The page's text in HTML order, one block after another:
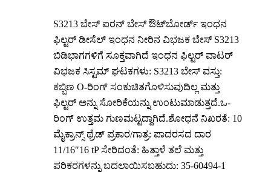
S3213 ಬೇಸ್ ಐರನ್ ಬೇಸ್ ಔಟ್‌ಬೋರ್ಡ್ ಇಂಧನ
ಫಿಲ್ಟರ್ ಡೀಸೆಲ್ ಇಂಧನ ನೀರಿನ ವಿಭಜಕ ಬೇಸ್ S3213
ಬಿಡಿಭಾಗಗಳಿಗೆ ಸೂಕ್ತವಾಗಿದೆ ಇಂಧನ ಫಿಲ್ಟರ್ ವಾಟರ್
ವಿಭಜಕ ಸಿಸ್ಟಮ್ ಘಟಕಗಳು: S3213 ಬೇಸ್ ವಸ್ತು:
ಕಬ್ಬಿಣ O-ರಿಂಗ್ ಸಂಕುಚಿತಗೊಳಿಸುವುದಿಲ್ಲ ಮತ್ತು
ಫಿಲ್ಟರ್ ಅನ್ನು ಸೋರಿಕೆಯನ್ನು ಉಂಟುಮಾಡುತ್ತದೆ.ಒ-
ರಿಂಗ್ ಉತ್ತಮ ಗುಣಮಟ್ಟದ್ದಾಗಿದೆ.ಶೋಧನೆ ನಿಖರತೆ: 10
ಮೈಕ್ರಾನ್ಸ್ ಥ್ರೆಡ್ ಪ್ರಕಾರ/ಗಾತ್ರ: ಪಾದರಸದ ದಾರ
11/16″16 tP ಸೇರಿದಂತೆ: ಹಿತ್ತಾಳೆ ತಲೆ ಮತ್ತು
ಪರಿಕರಗಳನ್ನು ಬದಲಾಯಿಸಬಹುದು: 35-60494-1